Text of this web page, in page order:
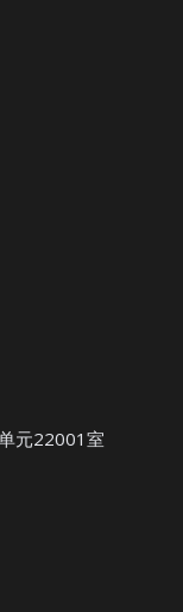
元22001室